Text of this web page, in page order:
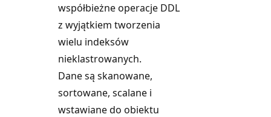
współbieżne operacje DDL
z wyjątkiem tworzenia
wielu indeksów
nieklastrowanych.
Dane są skanowane,
sortowane, scalane i
wstawiane do obiektu